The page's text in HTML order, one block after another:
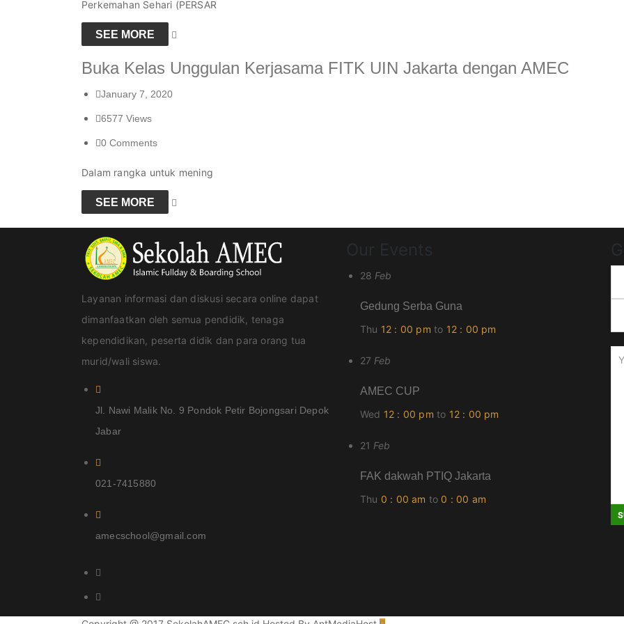
Perkemahan Sehari (PERSAR
SEE MORE
Buka Kelas Unggulan Kerjasama FITK UIN Jakarta dengan AMEC
January 7, 2020
6577 Views
0 Comments
Dalam rangka untuk mening
SEE MORE
Layanan informasi dan diskusi secara online dapat
dimanfaatkan oleh semua pendidik, tenaga
kependidikan, peserta didik dan para orang tua
murid/wali siswa.
Jl. Nawi Malik No. 9 Pondok Petir Bojongsari Depok
Jabar
021-7415880
amecschool@gmail.com
Our Events
28 Feb
Gedung Serba Guna
Thu 12 : 00 pm to 12 : 00 pm
27 Feb
AMEC CUP
Wed 12 : 00 pm to 12 : 00 pm
21 Feb
FAK dakwah PTIQ Jakarta
Thu 0 : 00 am to 0 : 00 am